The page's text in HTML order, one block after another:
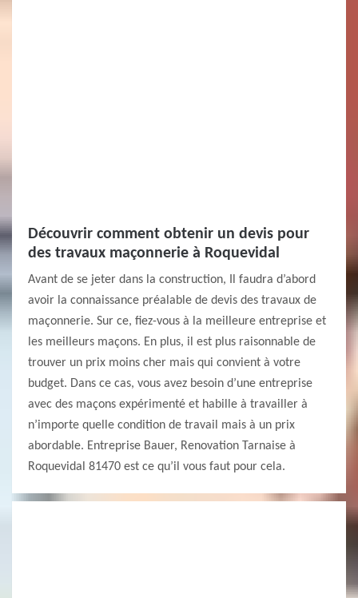
Découvrir comment obtenir un devis pour
des travaux maçonnerie à Roquevidal
Avant de se jeter dans la construction, Il faudra d’abord
avoir la connaissance préalable de devis des travaux de
maçonnerie. Sur ce, fiez-vous à la meilleure entreprise et
les meilleurs maçons. En plus, il est plus raisonnable de
trouver un prix moins cher mais qui convient à votre
budget. Dans ce cas, vous avez besoin d’une entreprise
avec des maçons expérimenté et habille à travailler à
n’importe quelle condition de travail mais à un prix
abordable. Entreprise Bauer, Renovation Tarnaise à
Roquevidal 81470 est ce qu’il vous faut pour cela.